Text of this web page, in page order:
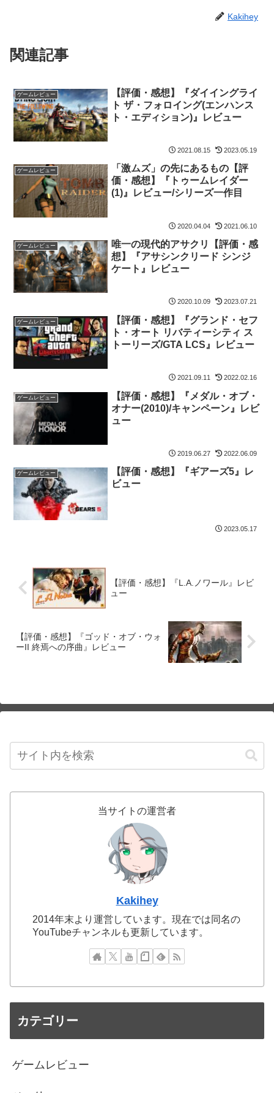
Kakihey
関連記事
ゲームレビュー
【評価・感想】『ダイイングライ
ト ザ・フォロイング(エンハンス
ト・エディション)』レビュー
2021.08.15 2023.05.19
ゲームレビュー
「激ムズ」の先にあるもの【評
価・感想】『トゥームレイダー
(1)』レビュー/シリーズ一作目
2020.04.04 2021.06.10
ゲームレビュー
唯一の現代的アサクリ【評価・感
想】『アサシンクリード シンジ
ケート』レビュー
2020.10.09 2023.07.21
ゲームレビュー
【評価・感想】『グランド・セフ
ト・オート リバティーシティ ス
トーリーズ/GTA LCS』レビュー
2021.09.11 2022.02.16
ゲームレビュー
【評価・感想】『メダル・オブ・
オナー(2010)/キャンペーン』レビ
ュー
2019.06.27 2022.06.09
ゲームレビュー
【評価・感想】『ギアーズ5』レ
ビュー
2023.05.17
【評価・感想】『L.A.ノワール』レビ
ュー
【評価・感想】『ゴッド・オブ・ウォ
ーII 終焉への序曲』レビュー
当サイトの運営者
Kakihey
2014年末より運営しています。現在では同名の
YouTubeチャンネルも更新しています。
カテゴリー
ゲームレビュー